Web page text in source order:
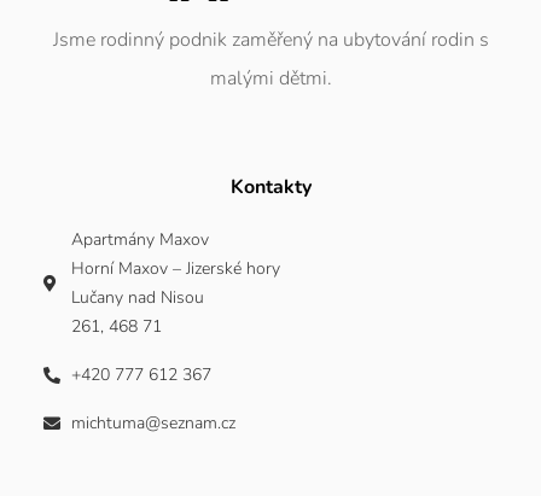
Jsme rodinný podnik zaměřený na ubytování rodin s
malými dětmi.
Kontakty
Apartmány Maxov
Horní Maxov – Jizerské hory
Lučany nad Nisou
261, 468 71
+420 777 612 367
michtuma@seznam.cz